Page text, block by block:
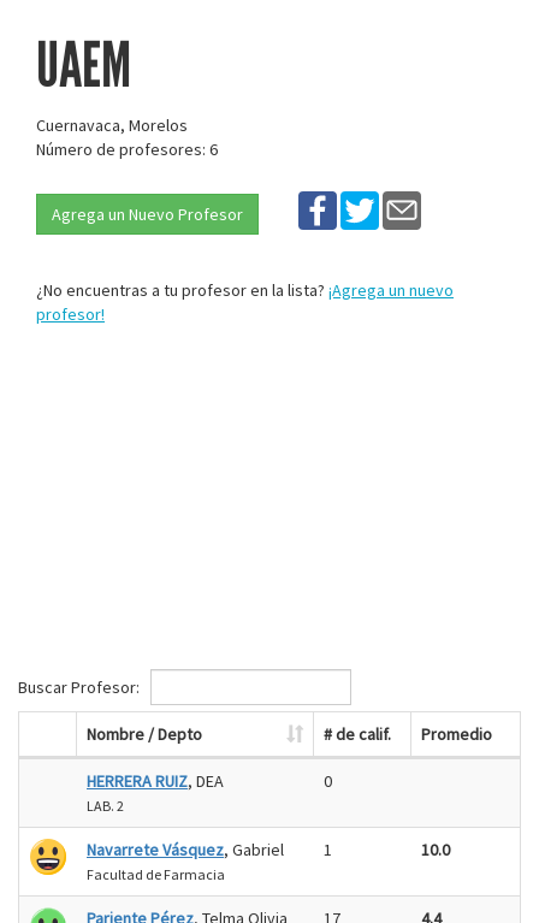
UAEM
Cuernavaca, Morelos
Número de profesores: 6
Agrega un Nuevo Profesor
¿No encuentras a tu profesor en la lista? ¡Agrega un nuevo
profesor!
Buscar Profesor:
Nombre / Depto # de calif. Promedio
HERRERA RUIZ, DEA
LAB. 2
0
Navarrete Vásquez, Gabriel
Facultad de Farmacia
1 10.0
Pariente Pérez, Telma Olivia 17 4.4